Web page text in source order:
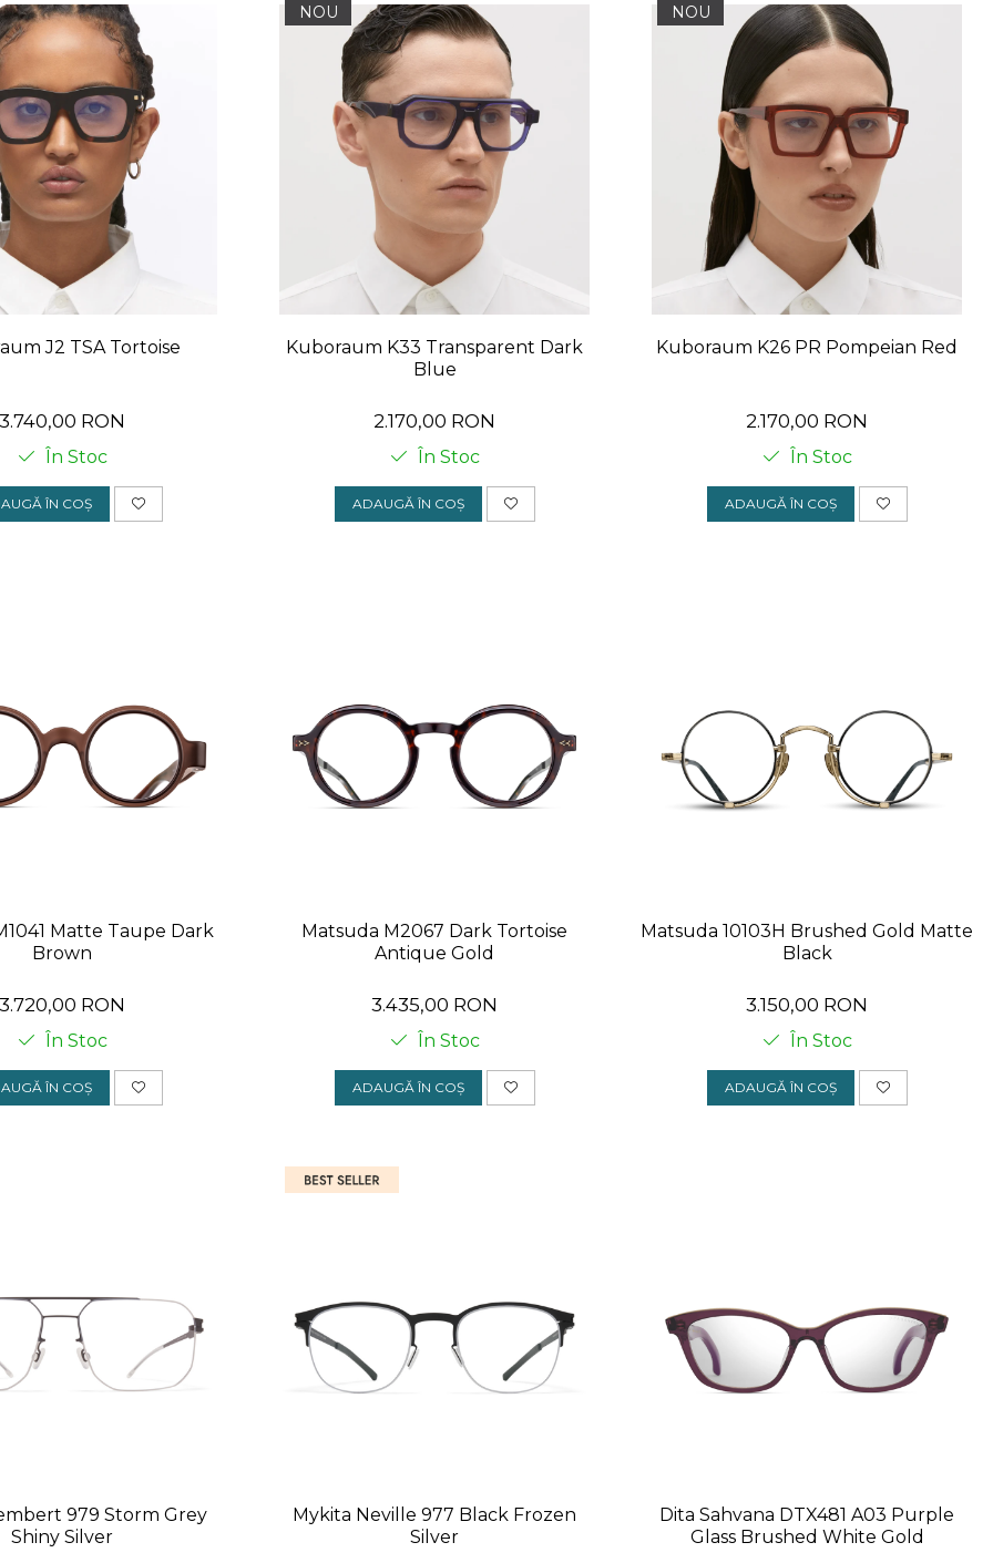
J2 TSA Tortoise
3.740,00 RON
În Stoc
ÎN COȘ
NOU
Kuboraum K33 Transparent Dark
Blue
2.170,00 RON
În Stoc
ADAUGĂ ÎN COȘ
NOU
Kuboraum K26 PR Pompeian Red
2.170,00 RON
În Stoc
ADAUGĂ ÎN COȘ
Matte Taupe Dark
Brown
3.720,00 RON
În Stoc
ÎN COȘ
Matsuda M2067 Dark Tortoise
Antique Gold
3.435,00 RON
În Stoc
ADAUGĂ ÎN COȘ
Matsuda 10103H Brushed Gold Matte
Black
3.150,00 RON
În Stoc
ADAUGĂ ÎN COȘ
979 Storm Grey
Shiny Silver
Mykita Neville 977 Black Frozen
Silver
Dita Sahvana DTX481 A03 Purple
Glass Brushed White Gold